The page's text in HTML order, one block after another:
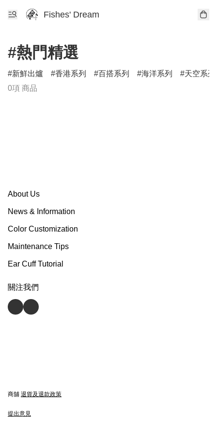
Fishes' Dream
#熱門精選
新鮮出爐 香港系列 百搭系列 海洋系列
天空系列
0項 商品
About Us
News & Information
Color Customization
Maintenance Tips
Ear Cuff Tutorial
關注我們
商舖 退貨及退款政策
提出意見